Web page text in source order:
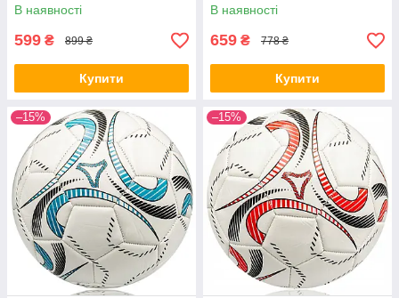
В наявності
599 ₴ 899 ₴
Купити
В наявності
659 ₴ 778 ₴
Купити
–15% –15%